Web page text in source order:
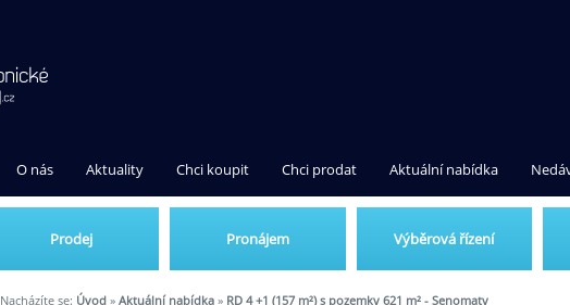
O nás Aktuality Chci koupit Chci prodat Aktuální nabídka
Prodej Pronájem Výběrová řízení
Nacházíte se: Úvod » Aktuální nabídka » RD 4 +1 (157 m²) s pozemky 621 m² - Senomaty